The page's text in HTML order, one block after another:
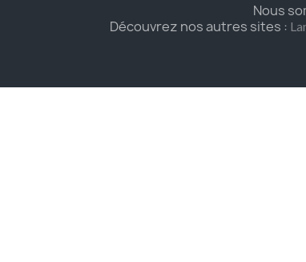
Nous
Découvrez nos autres sites :